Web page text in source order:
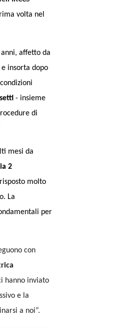
volta nel
affetto da
insorta dopo
- insieme
di
mesi da
2
molto
La
per
con
hanno inviato
e la
a noi”.